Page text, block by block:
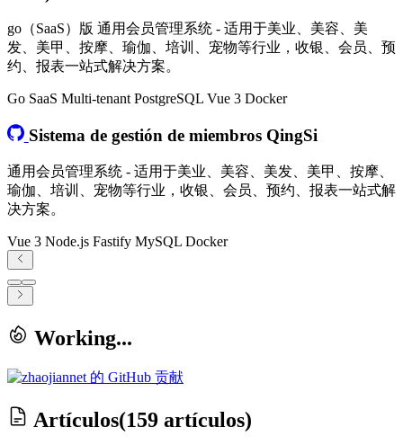
go（SaaS）版 通用会员管理系统 - 适用于美业、美容、美
发、美甲、按摩、瑜伽、培训、宠物等行业，收银、会员、预
约、报表一站式解决方案。
Go SaaS Multi-tenantPostgreSQL Vue 3 Docker
Sistema de gestión de miembros QingSi
通用会员管理系统 - 适用于美业、美容、美发、美甲、按摩、
瑜伽、培训、宠物等行业，收银、会员、预约、报表一站式解
决方案。
Vue 3 Node.js Fastify MySQL Docker
Working...
Artículos(159 artículos)